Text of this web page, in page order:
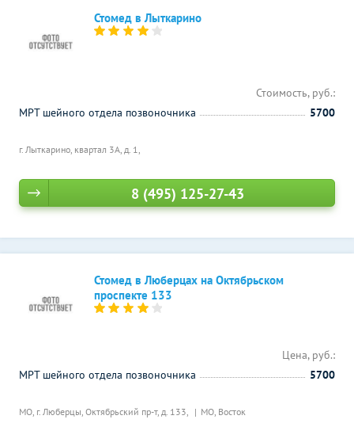
Стомед в Лыткарино
г. Лыткарино, квартал 3А, д. 1,
Стоимость, руб.:
МРТ шейного отдела позвоночника
5700
8 (495) 125-27-43
Стомед в Люберцах на Октябрьском
проспекте 133
МО, г. Люберцы, Октябрьский пр-т, д. 133, МО, Восток
Цена, руб.:
МРТ шейного отдела позвоночника
5700